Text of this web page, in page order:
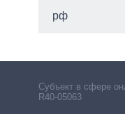
рф
Субъект в сфере
R40-05063